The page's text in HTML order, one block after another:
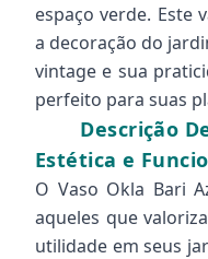
espaço verde. Este
a decoração do
vintage e sua
perfeito para suas
Descrição
Estética e
O Vaso Okla Bari
aqueles que
utilidade em seus